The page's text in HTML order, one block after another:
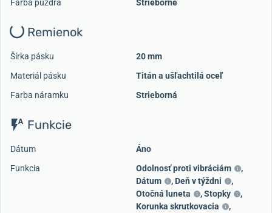
Farba puzdra Strieborné
Remienok
Šírka pásku
20 mm
Materiál pásku
Titán a ušľachtilá oceľ
Farba náramku
Strieborná
Funkcie
Dátum
Áno
Funkcia
Odolnosť proti vibráciám
,
Dátum
, Deň v týždni
,
Otočná luneta
,Stopky
,
Korunka skrutkovacia
,